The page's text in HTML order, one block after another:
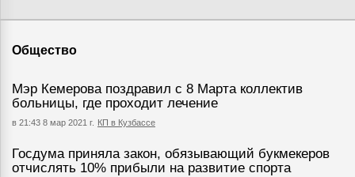
Общество
Мэр Кемерова поздравил с 8 Марта коллектив
больницы, где проходит лечение
в 21:43 8 мар 2021 г. КП в Кузбассе
Госдума приняла закон, обязывающий букмекеров
отчислять 10% прибыли на развитие спорта